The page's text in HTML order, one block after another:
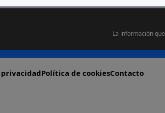
La información
Política de cookiesContacto